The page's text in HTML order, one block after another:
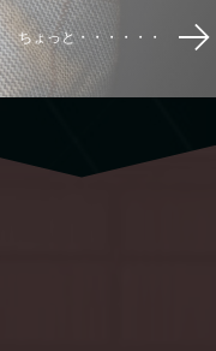
ちょっと・・・・・・